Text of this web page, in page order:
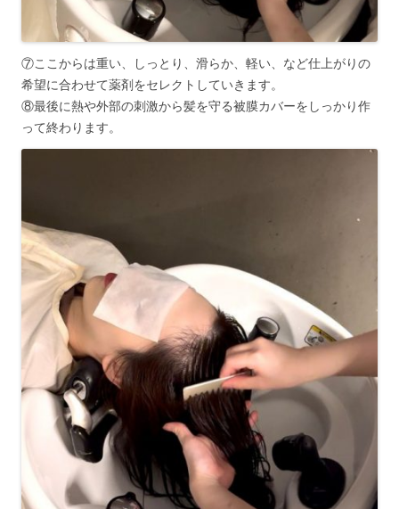
⑦ここからは重い、しっとり、滑らか、軽い、など仕上がりの
希望に合わせて薬剤をセレクトしていきます。
⑧最後に熱や外部の刺激から髪を守る被膜カバーをしっかり作
って終わります。